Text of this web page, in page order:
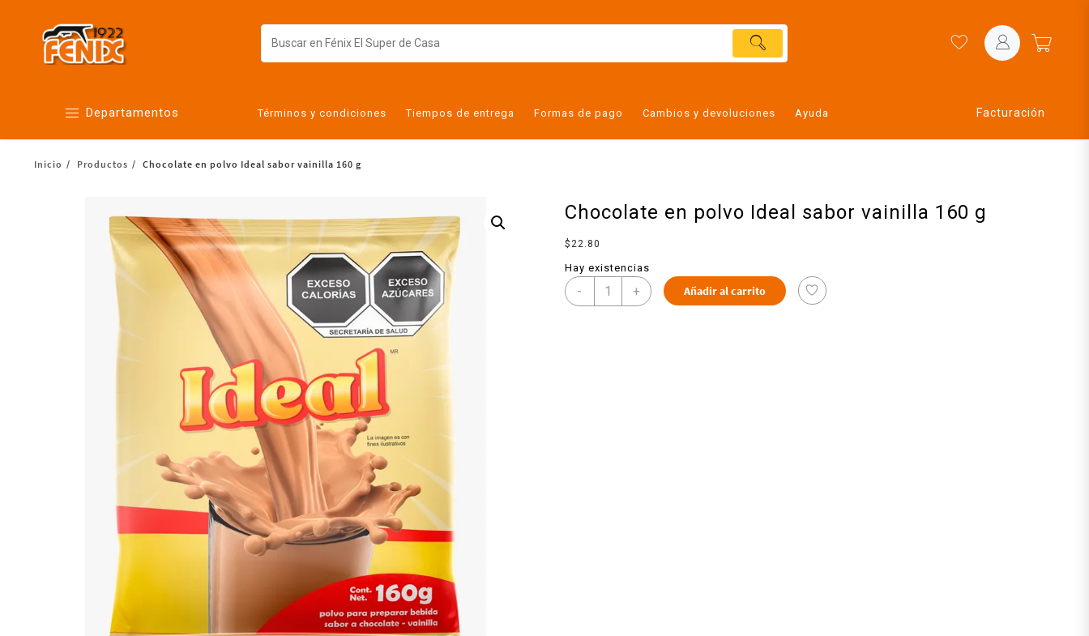
Departamentos
Alimentos
Botanas y bebidas
Cuidado de la ropa
Cuidado personal
Pan de la casa
Salchichonería
Términos y condiciones Tiempos de entrega Formas de pago Cambios y devoluciones Ayuda Facturación
Inicio Productos Chocolate en polvo Ideal sabor vainilla 160 g
Chocolate en polvo Ideal sabor vainilla 160 g
$ 22.80
Hay existencias
- + Añadir al carrito